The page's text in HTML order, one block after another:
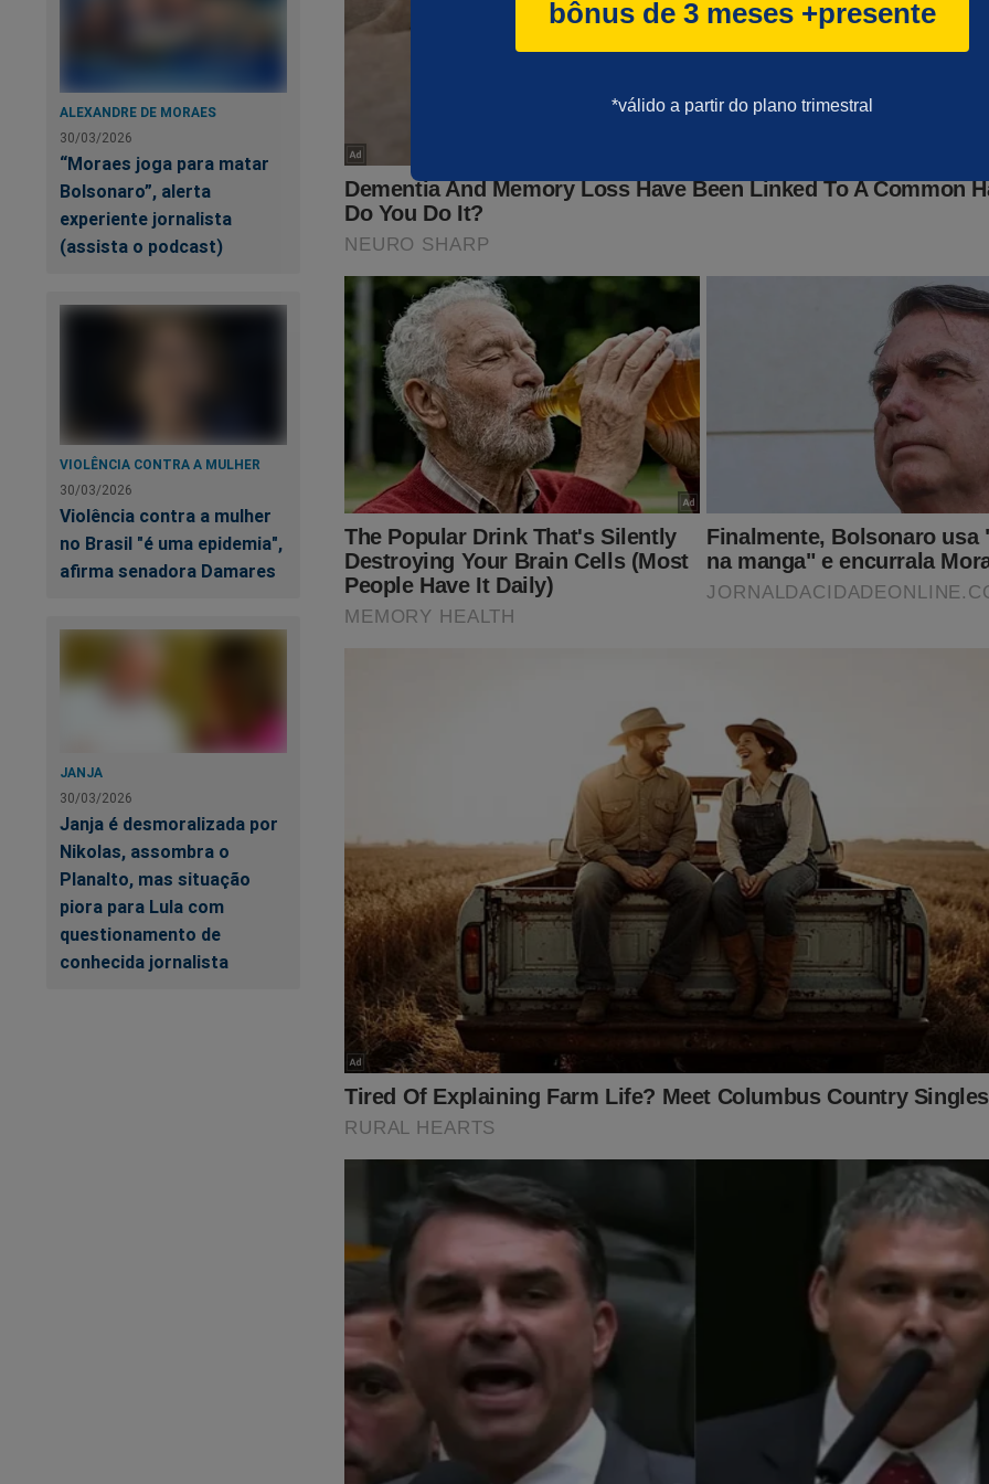
bônus de 3 meses +presente
*válido a partir do plano trimestral
ALEXANDRE DE MORAES
30/03/2026
“Moraes joga para matar
Bolsonaro”, alerta
experiente jornalista
(assista o podcast)
VIOLÊNCIA CONTRA A MULHER
30/03/2026
Violência contra a mulher
no Brasil "é uma epidemia",
afirma senadora Damares
JANJA
30/03/2026
Janja é desmoralizada por
Nikolas, assombra o
Planalto, mas situação
piora para Lula com
questionamento de
conhecida jornalista